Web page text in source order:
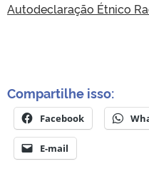
Autodeclaração Étnico
Compartilhe isso:
Facebook
E-mail